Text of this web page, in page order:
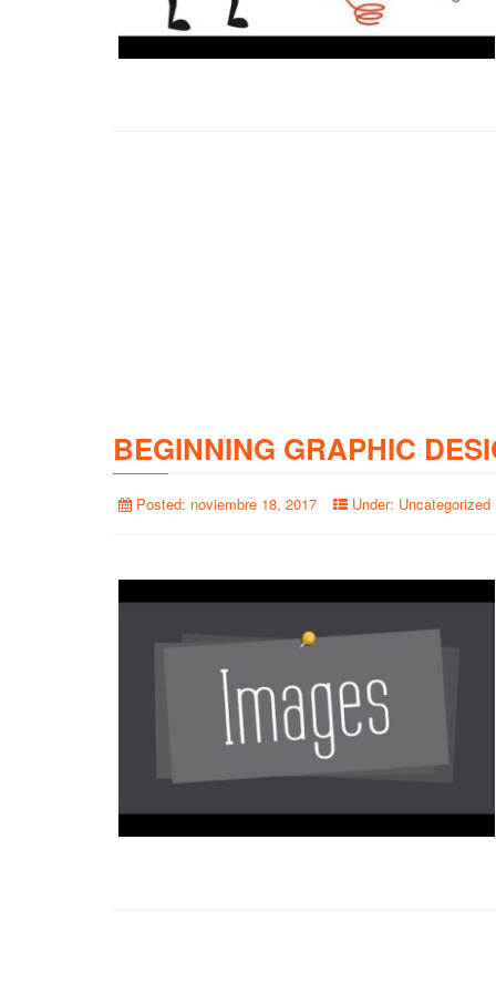
BEGINNING GRAPHIC
Posted: noviembre 18, 2017 Under: Uncategorized